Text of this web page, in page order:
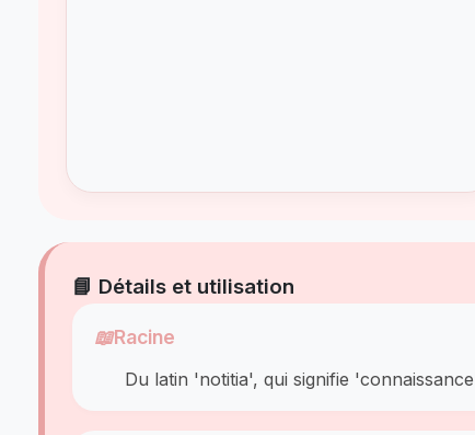
📘 Détails et utilisation
📖Racine
Du latin 'notitia', qui signifie